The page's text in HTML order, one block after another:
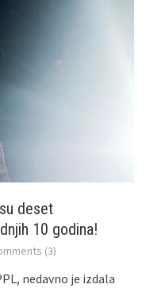
deset
10 godina!
(3)
nedavno je izdala